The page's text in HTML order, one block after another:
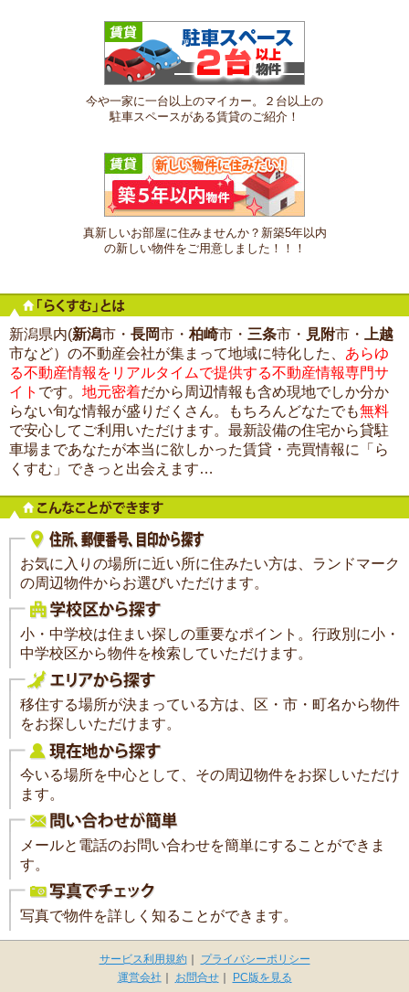
今や一家に一台以上のマイカー。２台以上の
駐車スペースがある賃貸のご紹介！
真新しいお部屋に住みませんか？新築5年以内
の新しい物件をご用意しました！！！
新潟県内(新潟市・ 長岡市・柏崎市・ 三条市・ 見附市・
上越
市など）の不動産会社が集まって地域に特化した、 あらゆ
る不動産情報をリアルタイムで提供する不動産情報専門サ
イト です。 地元密着だから周辺情報も含め現地でしか分か
らない旬な情報が盛りだくさん。もちろんどなたでも無料
で安心してご利用いただけます。最新設備の住宅から貸駐
車場まであなたが本当に欲しかった賃貸・売買情報に「ら
くすむ」できっと出会えます…
お気に入りの場所に近い所に住みたい方は、ランドマーク
の周辺物件からお選びいただけます。
小・中学校は住まい探しの重要なポイント。行政別に小・
中学校区から物件を検索していただけます。
移住する場所が決まっている方は、区・市・町名から物件
をお探しいただけます。
今いる場所を中心として、その周辺物件をお探しいただけ
ます。
メールと電話のお問い合わせを簡単にすることができま
す。
写真で物件を詳しく知ることができます。
サービス利用規約｜
プライバシーポリシー
運営会社 ｜ お問合せ｜ PC版を見る